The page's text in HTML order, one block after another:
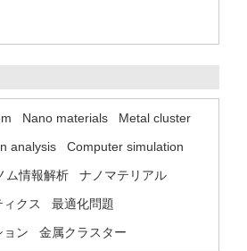
Nano materials
Metal cluster
analysis
Computer simulation
ム情報解析
ナノマテリアル
クス
最適化問題
ョン
金属クラスター